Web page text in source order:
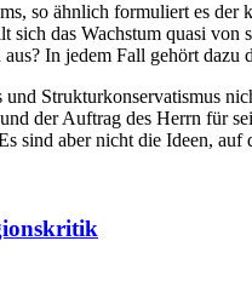
so ähnlich formuliert es
sich das Wachstum quasi
In jedem Fall gehört
Strukturkonservatismus
der Auftrag des Herrn für
aber nicht die Ideen, auf